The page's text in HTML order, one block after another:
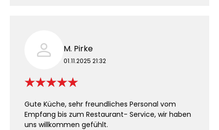
M. Pirke
01.11.2025 21:32
Gute Küche, sehr freundliches Personal vom
Empfang bis zum Restaurant- Service, wir haben
uns willkommen gefühlt.